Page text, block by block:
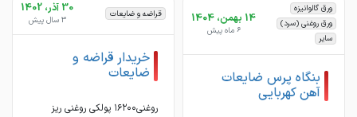
ورق گالوانیزه
ورق روغنی (سرد)
سایر
14 بهمن، 1404
6 ماه پیش
بنگاه پرس ضایعات
آهن کهربایی
قراضه و ضایعات 30 آذر، 1402
3 سال پیش
خریدار قراضه و
ضایعات
روغنی۱۶۲۰۰ پولکی روغنی ریز